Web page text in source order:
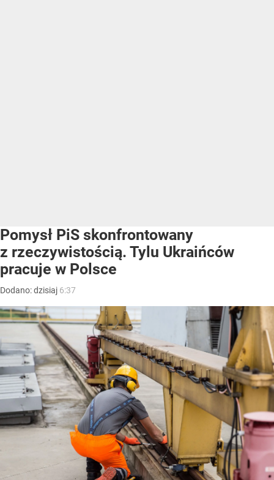
Pomysł PiS skonfrontowany
z rzeczywistością. Tylu Ukraińców
pracuje w Polsce
Dodano:dzisiaj 6:37